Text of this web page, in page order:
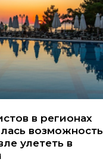
в регионах
возможность
улететь в